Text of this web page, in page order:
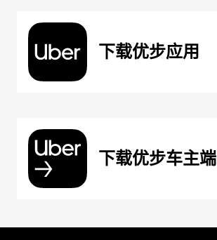
下载优步应用
下载优步车主端